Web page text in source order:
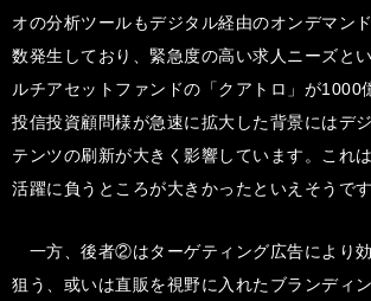
オの分析ツールもデジタル経由のオンデマン
数発生しており、緊急度の高い求人ニーズと
ルチアセットファンドの「クアトロ」が1000
投信投資顧問様が急速に拡大した背景にはデ
テンツの刷新が大きく影響しています。これ
活躍に負うところが大きかったといえそうです
一方、後者②はターゲティング広告により
狙う、或いは直販を視野に入れたブランディ